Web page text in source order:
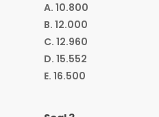
A. 10.800
B. 12.000
C. 12.960
D. 15.552
E. 16.500